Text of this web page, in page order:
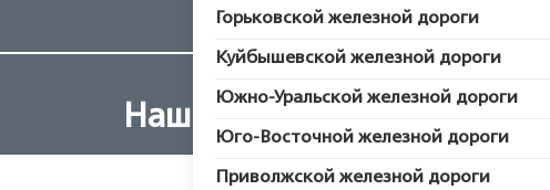
Горьковской железной дороги
Куйбышевской железной дороги
Южно-Уральской железной дороги
Юго-Восточной железной дороги
Приволжской железной дороги
Считалки
Наши выходные